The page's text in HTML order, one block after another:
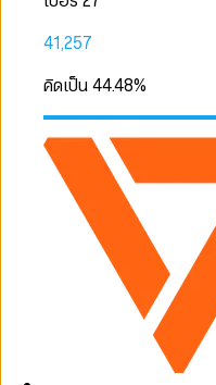
41,257
คิดเป็น44.48%